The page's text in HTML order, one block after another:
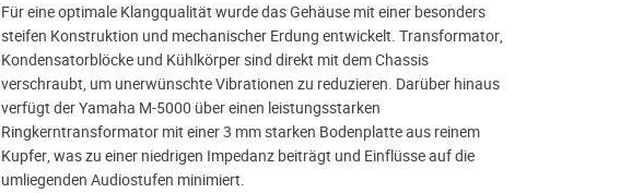
Für eine optimale Klangqualität wurde das Gehäuse mit einer besonders
steifen Konstruktion und mechanischer Erdung entwickelt. Transformator,
Kondensatorblöcke und Kühlkörper sind direkt mit dem Chassis
verschraubt, um unerwünschte Vibrationen zu reduzieren. Darüber hinaus
verfügt der Yamaha M-5000 über einen leistungsstarken
Ringkerntransformator mit einer 3 mm starken Bodenplatte aus reinem
Kupfer, was zu einer niedrigen Impedanz beiträgt und Einflüsse auf die
umliegenden Audiostufen minimiert.